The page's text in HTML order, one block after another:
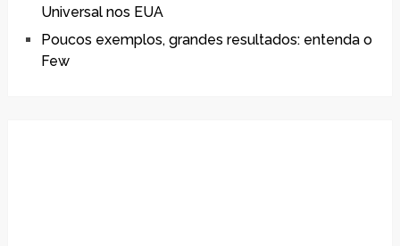
Universal nos EUA
Poucos exemplos, grandes resultados: entenda o
Few